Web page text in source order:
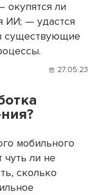
окупятся ли
ИИ; — удастся
существующие
27.05.23
мобильного
ли не
сколько